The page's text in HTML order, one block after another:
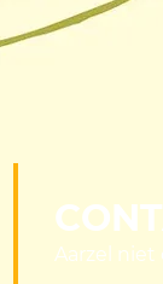
Aarzel